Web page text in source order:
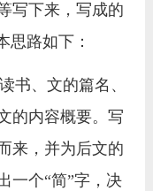
写下来，写成的
思路如下：
书、文的篇名、
的内容概要。写
来，并为后文的
一个“简”字，决